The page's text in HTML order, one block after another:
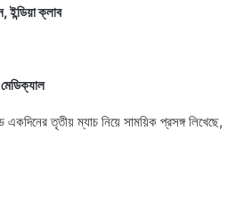
ইন্ডিয়া ক্লাব
তৃতীয় ম্যাচ নিয়ে সাময়িক প্রসঙ্গ লিখেছে,